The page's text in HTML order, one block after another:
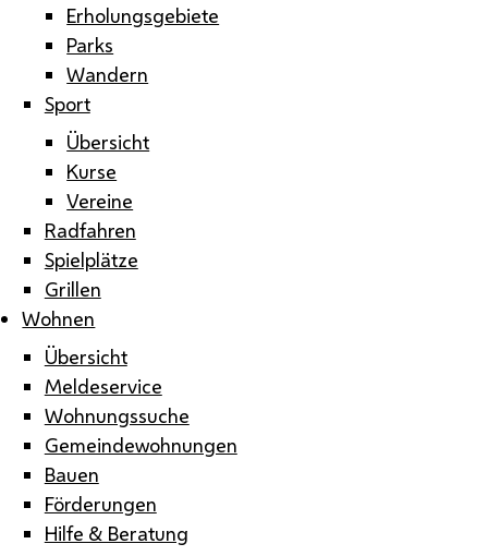
Erholungsgebiete
Parks
Wandern
Sport
Übersicht
Kurse
Vereine
Radfahren
Spielplätze
Grillen
Wohnen
Übersicht
Meldeservice
Wohnungssuche
Gemeindewohnungen
Bauen
Förderungen
Hilfe & Beratung